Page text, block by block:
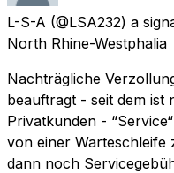
L-S-A (@LSA232) a
North Rhine-Westphalia
Nachträgliche
beauftragt - seit dem ist
Privatkunden -
von einer
dann noch